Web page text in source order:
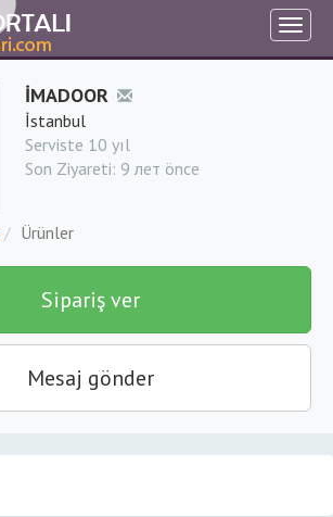
İMADOOR
İstanbul
Serviste 10 yıl
Son Ziyareti: 9 лет önce
Ürünler
Sipariş ver
Mesaj gönder